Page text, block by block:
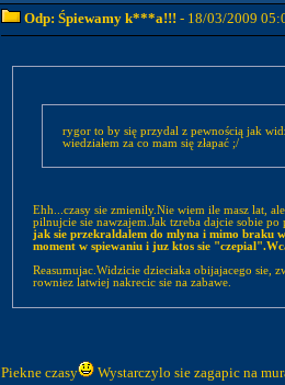
Odp: Śpiewamy k***a!!! - 18/03/2009
rygor to by się przydal z pewnością jak widziałem DZIECI ( ! ) w wieku nie więcej niż
wiedziałem za co mam się złapać ;/
Ehh...czasy sie zmienily.Nie wiem ile masz lat,
pilnujcie sie nawzajem.Jak tzreba dajcie sobie
jak sie przekraldalem do mlyna i mimo braku
moment w spiewaniu i juz ktos
Reasumujac.Widzicie dzieciaka obijajacego sie,
rowniez latwiej nakrecic sie na zabawe.
Piekne czasy
Wystarczylo sie zagapic na